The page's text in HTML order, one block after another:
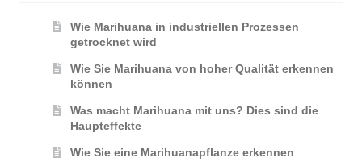
Wie Marihuana in industriellen Prozessen
getrocknet wird
Wie Sie Marihuana von hoher Qualität erkennen
können
Was macht Marihuana mit uns? Dies sind die
Haupteffekte
Wie Sie eine Marihuanapflanze erkennen